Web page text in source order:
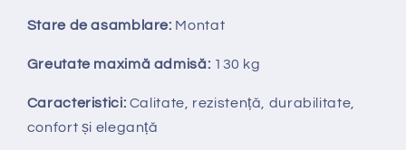
Stare de asamblare: Montat
Greutate maximă admisă: 130 kg
Caracteristici: Calitate, rezistență, durabilitate,
confort și eleganță